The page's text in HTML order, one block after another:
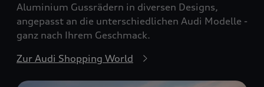
Aluminium Gussrädern in diversen Designs,
angepasst an die unterschiedlichen Audi Modelle -
ganz nach Ihrem Geschmack.
Zur Audi Shopping World